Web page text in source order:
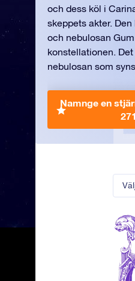
och dess köl i
skeppets akter.
och nebulosan
konstellationen.
nebulosan som
Namnge en